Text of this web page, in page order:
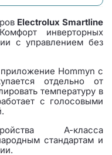
Electrolux Smartline
инверторных
с управлением без
Hommyn с
отдельно от
температуру в
с голосовыми
А-класса
стандартам и